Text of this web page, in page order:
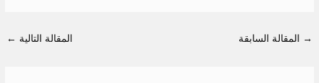
→ المقالة السابقة المقالة التالية ←